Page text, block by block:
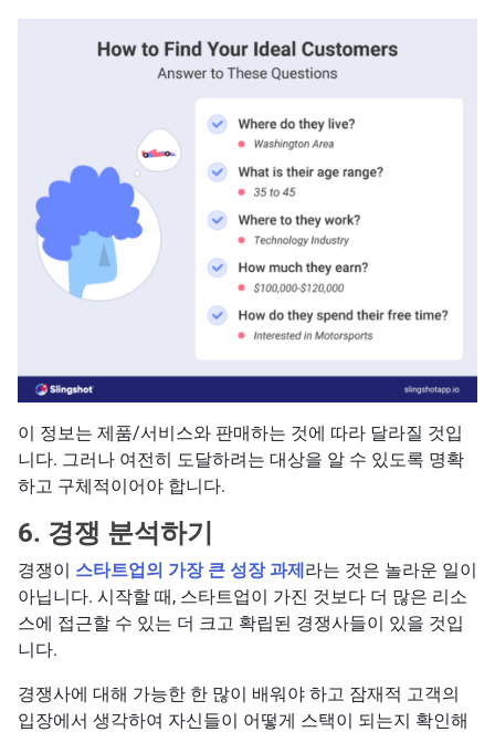
이 정보는 제품/서비스와 판매하는 것에 따라 달라질 것입
니다. 그러나 여전히 도달하려는 대상을 알 수 있도록 명확
하고 구체적이어야 합니다.
6. 경쟁 분석하기
경쟁이 스타트업의 가장 큰 성장 과제라는 것은 놀라운 일이
아닙니다. 시작할 때, 스타트업이 가진 것보다 더 많은 리소
스에 접근할 수 있는 더 크고 확립된 경쟁사들이 있을 것입
니다.
경쟁사에 대해 가능한 한 많이 배워야 하고 잠재적 고객의
입장에서 생각하여 자신들이 어떻게 스택이 되는지 확인해